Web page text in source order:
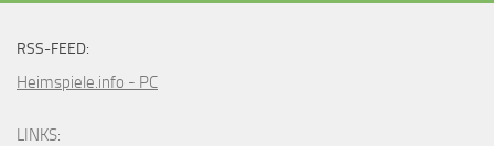
RSS-FEED:
Heimspiele.info - PC
LINKS: